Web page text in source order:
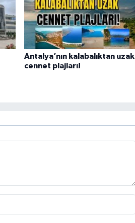
Antalya’nın kalabalıktan uzak
cennet plajları!